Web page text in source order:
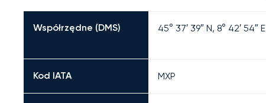
Współrzędne (DMS) 45° 37′ 39″ N, 8° 42′ 54″ E
Kod IATA MXP